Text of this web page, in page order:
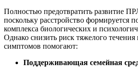
Полностью предотвратить развитие
поскольку расстройство формируется
комплекса биологических и
Однако снизить риск тяжелого
симптомов помогают:
Поддерживающая семейная